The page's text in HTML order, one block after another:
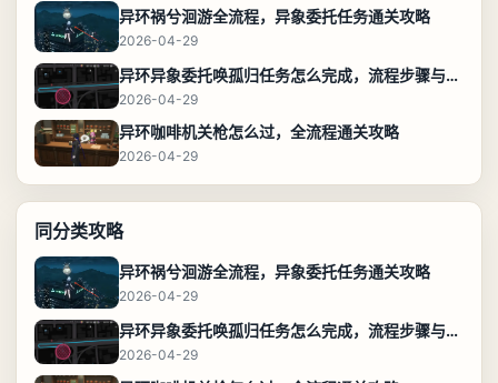
异环祸兮洄游全流程，异象委托任务通关攻略
2026-04-29
异环异象委托唤孤归任务怎么完成，流程步骤与位置攻略
2026-04-29
异环咖啡机关枪怎么过，全流程通关攻略
2026-04-29
同分类攻略
异环祸兮洄游全流程，异象委托任务通关攻略
2026-04-29
异环异象委托唤孤归任务怎么完成，流程步骤与位置攻略
2026-04-29